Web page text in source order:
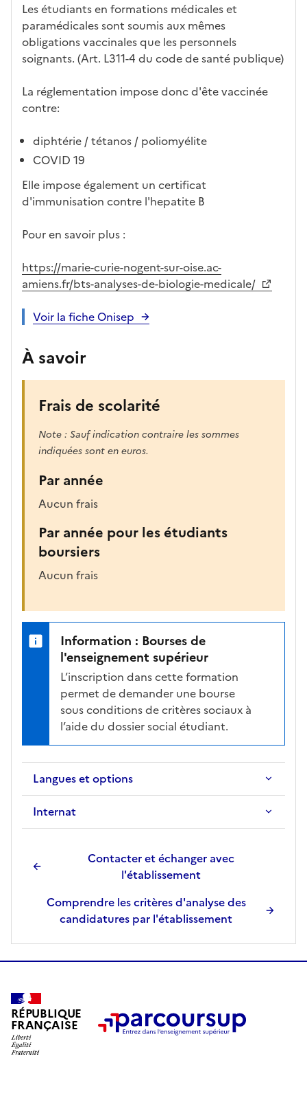
Les étudiants en formations médicales et
paramédicales sont soumis aux mêmes
obligations vaccinales que les personnels
soignants. (Art. L311-4 du code de santé publique)
La réglementation impose donc d'ête vaccinée
contre:
diphtérie / tétanos / poliomyélite
COVID 19
Elle impose également un certificat
d'immunisation contre l'hepatite B
Pour en savoir plus :
https://marie-curie-nogent-sur-oise.ac-
amiens.fr/bts-analyses-de-biologie-medicale/
Voir la fiche Onisep
À savoir
Frais de scolarité
Note : Sauf indication contraire les sommes
indiquées sont en euros.
Par année
Aucun frais
Par année pour les étudiants
boursiers
Aucun frais
Information : Bourses de
l'enseignement supérieur
L’inscription dans cette formation
permet de demander une bourse
sous conditions de critères sociaux à
l’aide du dossier social étudiant.
Langues et options
Internat
Contacter et échanger avec
l'établissement
Comprendre les critères d'analyse des
candidatures par l'établissement
RÉPUBLIQUE
FRANÇAISE